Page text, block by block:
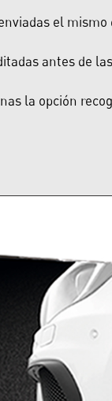
el
antes de
la opción